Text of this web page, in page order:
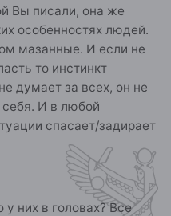
Вы писали, она же
особенностях людей.
мазанные. И если не
то инстинкт
думает за всех, он не
И в любой
спасает/задирает
у них в головах? Все